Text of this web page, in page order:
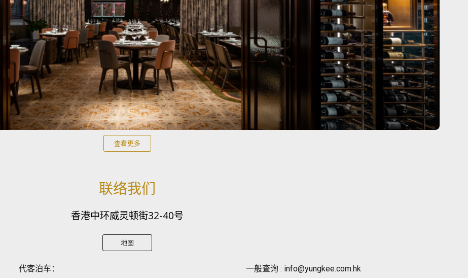
查看更多
联络我们​
香港中环威灵顿街32-40号
地图
代客泊车：
一般查询 : info@yungkee.com.hk